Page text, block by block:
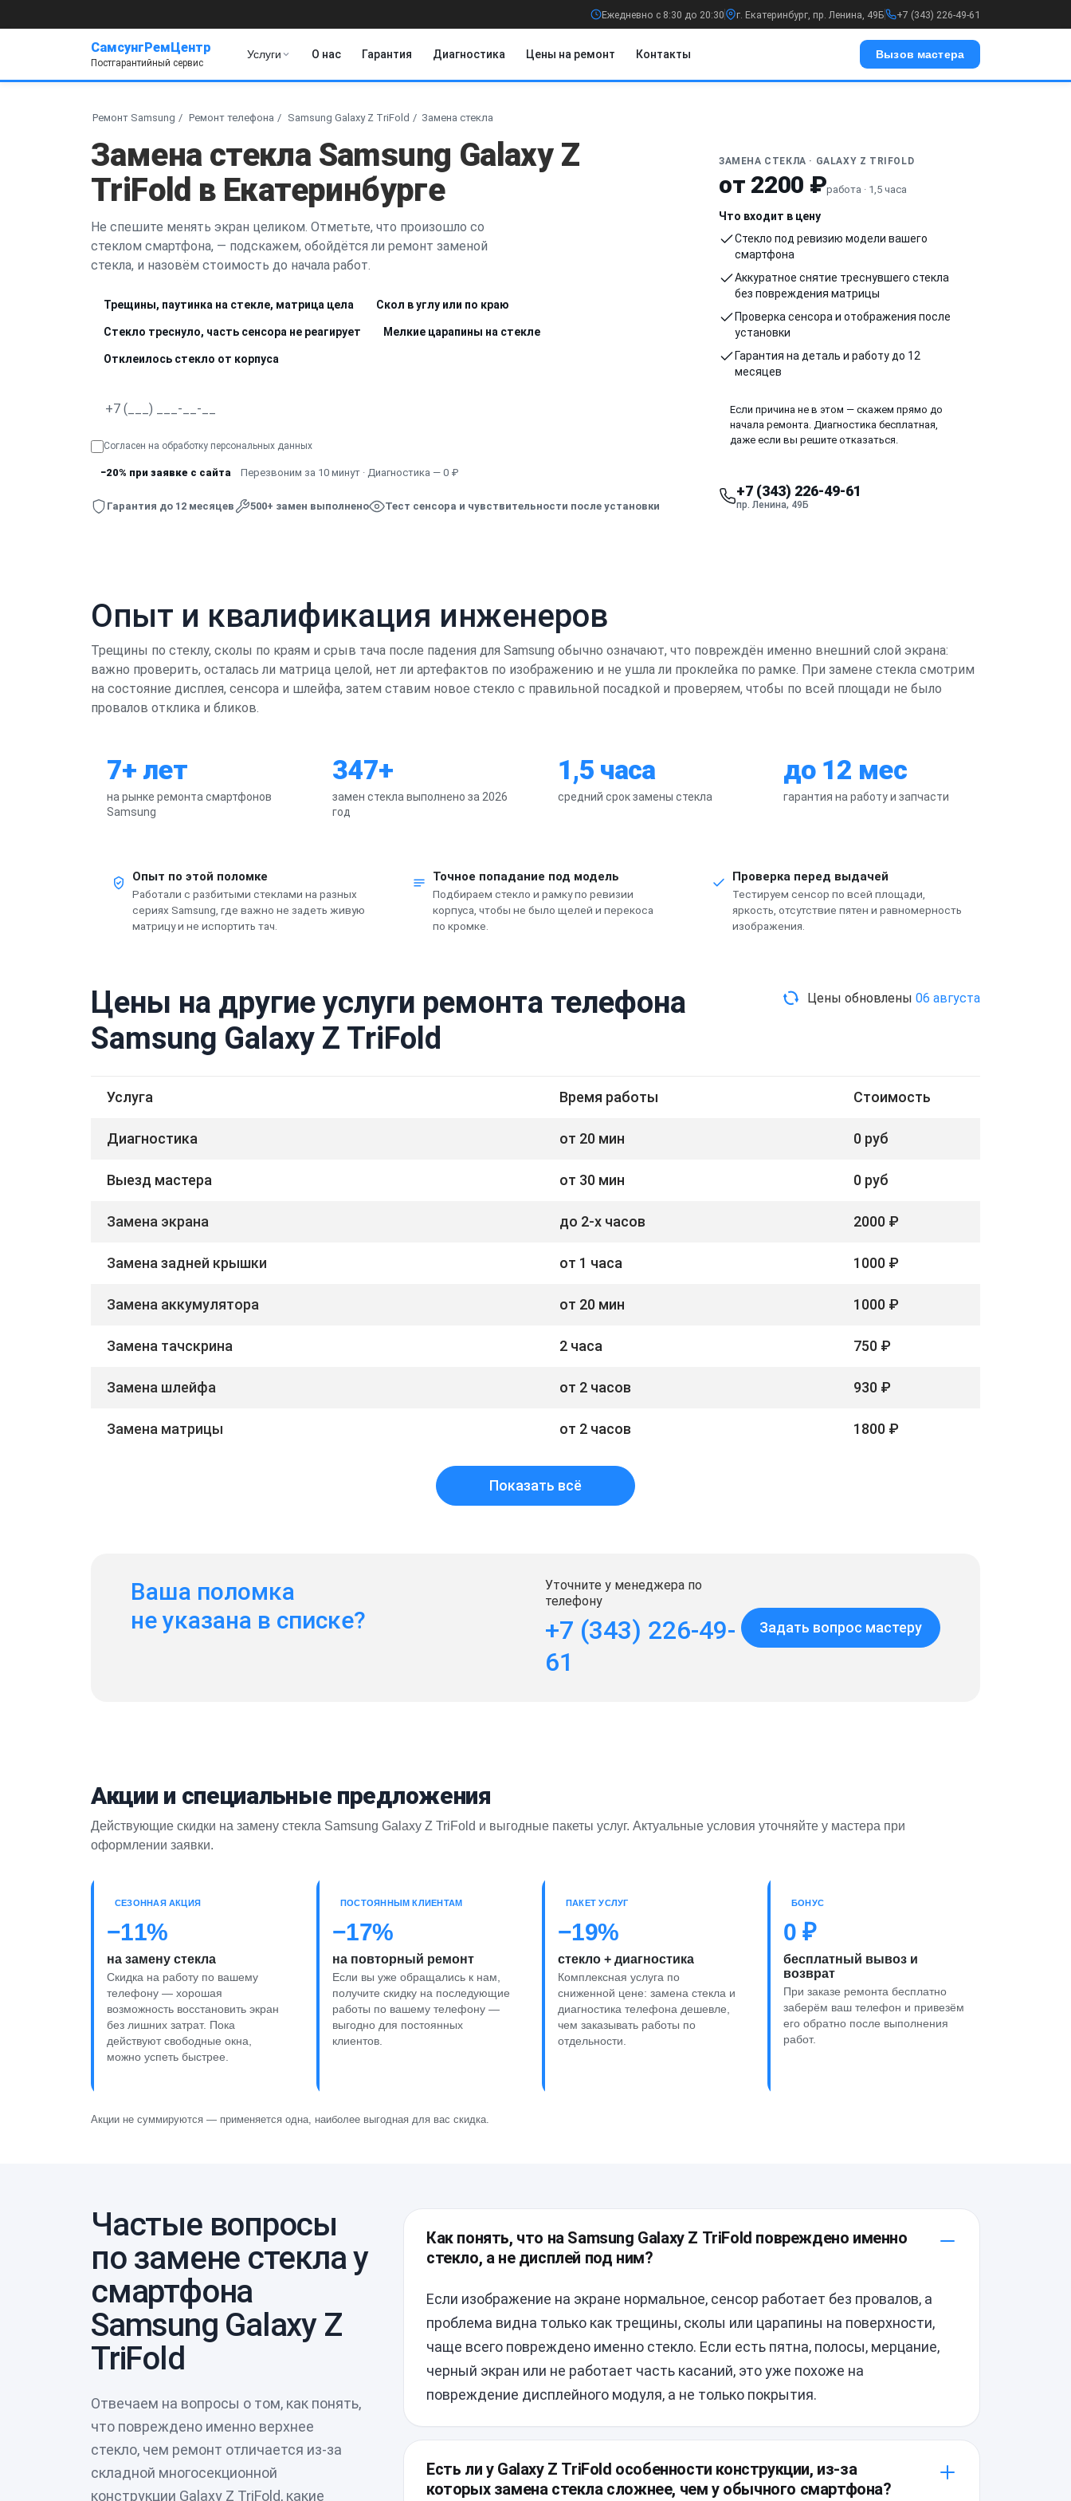
Ежедневно с 8:30 до 20:30 г. Екатеринбург, пр. Ленина, 49Б +7 (343) 226-49-61
СамсунгРемЦентр
Постгарантийный сервис
Услуги О нас Гарантия Диагностика Цены на ремонт Контакты Вызов мастера
Ремонт Samsung Ремонт телефона Samsung Galaxy Z TriFold Замена стекла
Замена стекла Samsung Galaxy Z
TriFold в Екатеринбурге
Не спешите менять экран целиком. Отметьте, что произошло со
стеклом смартфона, — подскажем, обойдётся ли ремонт заменой
стекла, и назовём стоимость до начала работ.
Трещины, паутинка на стекле, матрица цела Скол в углу или по краю
Стекло треснуло, часть сенсора не реагирует Мелкие царапины на стекле
Отклеилось стекло от корпуса
Согласен на обработку персональных данных
−20% при заявке с сайта Перезвоним за 10 минут · Диагностика — 0 ₽
Гарантия до 12 месяцев 500+ замен выполнено Тест сенсора и чувствительности после установки
ЗАМЕНА СТЕКЛА · GALAXY Z TRIFOLD
от 2200 ₽работа · 1,5 часа
Что входит в цену
Стекло под ревизию модели вашего
смартфона
Аккуратное снятие треснувшего стекла
без повреждения матрицы
Проверка сенсора и отображения после
установки
Гарантия на деталь и работу до 12
месяцев
Если причина не в этом — скажем прямо до
начала ремонта. Диагностика бесплатная,
даже если вы решите отказаться.
+7 (343) 226-49-61
пр. Ленина, 49Б
Опыт и квалификация инженеров
Трещины по стеклу, сколы по краям и срыв тача после падения для Samsung обычно означают, что повреждён именно внешний слой экрана:
важно проверить, осталась ли матрица целой, нет ли артефактов по изображению и не ушла ли проклейка по рамке. При замене стекла смотрим
на состояние дисплея, сенсора и шлейфа, затем ставим новое стекло с правильной посадкой и проверяем, чтобы по всей площади не было
провалов отклика и бликов.
7+ лет
на рынке ремонта смартфонов
Samsung
347+
замен стекла выполнено за 2026
год
1,5 часа
средний срок замены стекла
до 12 мес
гарантия на работу и запчасти
Опыт по этой поломке
Работали с разбитыми стеклами на разных
сериях Samsung, где важно не задеть живую
матрицу и не испортить тач.
Точное попадание под модель
Подбираем стекло и рамку по ревизии
корпуса, чтобы не было щелей и перекоса
по кромке.
Проверка перед выдачей
Тестируем сенсор по всей площади,
яркость, отсутствие пятен и равномерность
изображения.
Цены на другие услуги ремонта телефона
Samsung Galaxy Z TriFold
Цены обновлены 06 августа
Услуга Время работы Стоимость
Диагностика от 20 мин 0 руб
Выезд мастера от 30 мин 0 руб
Замена экрана до 2-х часов 2000 ₽
Замена задней крышки от 1 часа 1000 ₽
Замена аккумулятора от 20 мин 1000 ₽
Замена тачскрина 2 часа 750 ₽
Замена шлейфа от 2 часов 930 ₽
Замена матрицы от 2 часов 1800 ₽
Показать всё
Ваша поломка
не указана в списке?
Уточните у менеджера по
телефону
+7 (343) 226-49-
61
Задать вопрос мастеру
Акции и специальные предложения
Действующие скидки на замену стекла Samsung Galaxy Z TriFold и выгодные пакеты услуг. Актуальные условия уточняйте у мастера при
оформлении заявки.
СЕЗОННАЯ АКЦИЯ
−11%
на замену стекла
Скидка на работу по вашему
телефону — хорошая
возможность восстановить экран
без лишних затрат. Пока
действуют свободные окна,
можно успеть быстрее.
ПОСТОЯННЫМ КЛИЕНТАМ
−17%
на повторный ремонт
Если вы уже обращались к нам,
получите скидку на последующие
работы по вашему телефону —
выгодно для постоянных
клиентов.
ПАКЕТ УСЛУГ
−19%
стекло + диагностика
Комплексная услуга по
сниженной цене: замена стекла и
диагностика телефона дешевле,
чем заказывать работы по
отдельности.
БОНУС
0 ₽
бесплатный вывоз и
возврат
При заказе ремонта бесплатно
заберём ваш телефон и привезём
его обратно после выполнения
работ.
Акции не суммируются — применяется одна, наиболее выгодная для вас скидка.
Частые вопросы
по замене стекла у
смартфона
Samsung Galaxy Z
TriFold
Отвечаем на вопросы о том, как понять,
что повреждено именно верхнее
стекло, чем ремонт отличается из-за
складной многосекционной
конструкции Galaxy Z TriFold, какие
Как понять, что на Samsung Galaxy Z TriFold повреждено именно
стекло, а не дисплей под ним?
Если изображение на экране нормальное, сенсор работает без провалов, а
проблема видна только как трещины, сколы или царапины на поверхности,
чаще всего повреждено именно стекло. Если есть пятна, полосы, мерцание,
черный экран или не работает часть касаний, это уже похоже на
повреждение дисплейного модуля, а не только покрытия.
Есть ли у Galaxy Z TriFold особенности конструкции, из-за
которых замена стекла сложнее, чем у обычного смартфона?